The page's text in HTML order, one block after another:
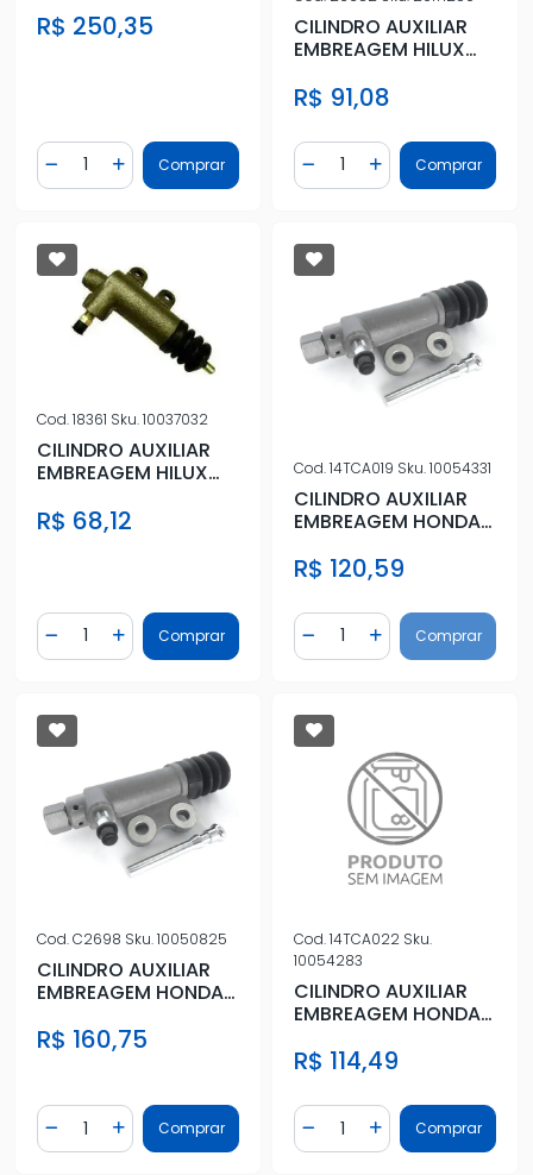
R$ 250,35
Diminuir Quantidade
Quantidade
Adicionar Quantidade
Comprar
CILINDRO AUXILIAR
EMBREAGEM HILUX
R$ 91,08
Diminuir Quantidade
Quantidade
AdicionarComprar
Cod.18361 Sku.10037032
CILINDRO AUXILIAR
EMBREAGEM HILUX
R$ 68,12
Diminuir Quantidade
Quantidade
Adicionar Quantidade
Comprar
Cod.14TCA019 Sku.10054331
CILINDRO AUXILIAR
EMBREAGEM HONDA
2008
R$ 120,59
Diminuir Quantidade
Quantidade
AdicionarComprar
Cod.C2698 Sku.10050825
CILINDRO AUXILIAR
EMBREAGEM HONDA
2008
R$ 160,75
Diminuir Quantidade
Quantidade
Adicionar Quantidade
Comprar
Cod.14TCA022 Sku.
10054283
CILINDRO AUXILIAR
EMBREAGEM HONDA
R$ 114,49
Diminuir Quantidade
Quantidade
AdicionarComprar